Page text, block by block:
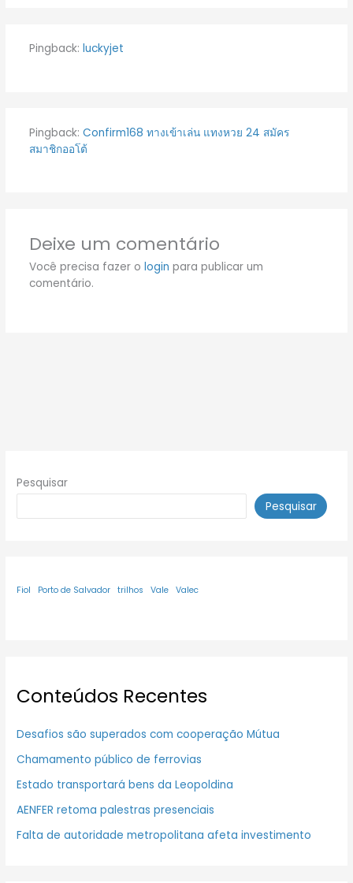
Pingback: luckyjet
Pingback: Confirm168 ทางเข้าเล่น แทงหวย 24 สมัคร
สมาชิกออโต้
Deixe um comentário
Você precisa fazer o login para publicar um
comentário.
Pesquisar
Pesquisar
Fiol Porto de Salvador trilhos Vale Valec
Conteúdos Recentes
Desafios são superados com cooperação Mútua
Chamamento público de ferrovias
Estado transportará bens da Leopoldina
AENFER retoma palestras presenciais
Falta de autoridade metropolitana afeta investimento